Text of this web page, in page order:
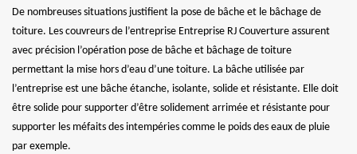
De nombreuses situations justifient la pose de bâche et le bâchage de
toiture. Les couvreurs de l’entreprise Entreprise RJ Couverture assurent
avec précision l’opération pose de bâche et bâchage de toiture
permettant la mise hors d’eau d’une toiture. La bâche utilisée par
l’entreprise est une bâche étanche, isolante, solide et résistante. Elle doit
être solide pour supporter d’être solidement arrimée et résistante pour
supporter les méfaits des intempéries comme le poids des eaux de pluie
par exemple.